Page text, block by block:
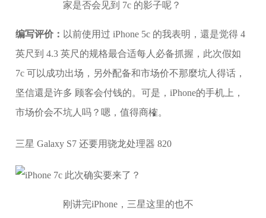
家是否会见到 7c 的影子呢？
编写评价： 以前使用过 iPhone 5c 的我表明，還是觉得 4
英尺到 4.3 英尺的规格最合适每人必备抓握，此次假如
7c 可以成功出场，另外配备和市场价不那麼坑人得话，
坚信還是许多 顾客会付钱的。可是，iPhone的手机上，
市场价会不坑人吗？嗯，值得商榷。
三星 Galaxy S7 还要用骁龙处理器 820
刚讲完iPhone，三星这里的也不